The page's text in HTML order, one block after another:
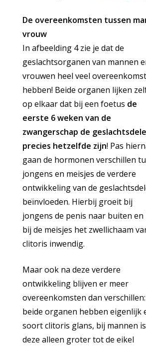
De overeenkomsten tussen
vrouw
In afbeelding 4 zie je dat de
geslachtsorganen van mannen
vrouwen heel veel
hebben! Beide organen lijken
op elkaar dat bij een foetus de
eerste 6 weken van de
zwangerschap de
precies hetzelfde zijn! Pas
gaan de hormonen verschillen
jongens en meisjes de verdere
ontwikkeling van de
beïnvloeden. Hierbij groeit bij
jongens de penis naar buiten
bij de meisjes het zwellichaam
clitoris inwendig.
Maar ook na deze verdere
ontwikkeling blijven er meer
overeenkomsten dan verschillen:
beide organen hebben eigenlijk
soort clitoris glans, bij mannen is
deze alleen groter tot de eikel